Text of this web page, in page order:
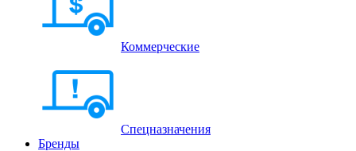
Коммерческие
Спецназначения
Бренды